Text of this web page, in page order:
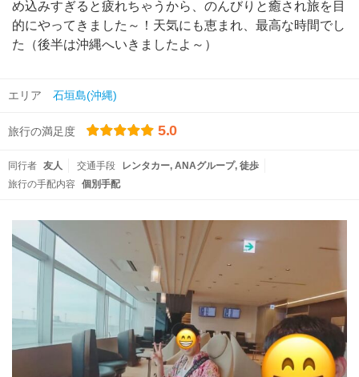
め込みすぎると疲れちゃうから、のんびりと癒され旅を目
的にやってきました～！天気にも恵まれ、最高な時間でし
た（後半は沖縄へいきましたよ～）
エリア 石垣島(沖縄)
旅行の満足度 5.0
同行者 友人 交通手段 レンタカー ANAグループ 徒歩
旅行の手配内容
個別手配